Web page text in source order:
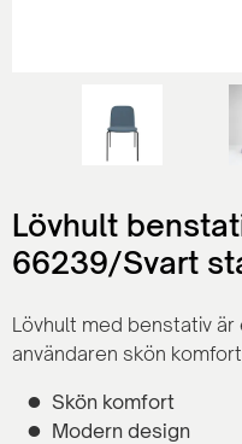
Lövhult
66239/Svart
Lövhult med benstativ
användaren skön
Skön komfort
Modern design